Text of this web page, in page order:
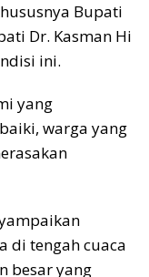
Bupati
Dr. Kasman Hi
ini.
yang
warga yang
di tengah cuaca
besar yang